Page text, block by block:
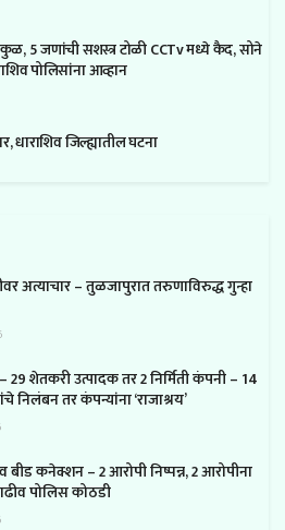
5 जणांची सशस्त्र टोळी CCTv मध्ये कैद, सोने
पोलिसांना आव्हान
जिल्ह्यातील घटना
अत्याचार – तुळजापुरात तरुणाविरुद्ध गुन्हा
शेतकरी उत्पादक तर 2 निर्मिती कंपनी – 14
निलंबन तर कंपन्यांना ‘राजाश्रय’
बीड कनेक्शन – 2 आरोपी निष्पन्न, 2 आरोपीना
पोलिस कोठडी